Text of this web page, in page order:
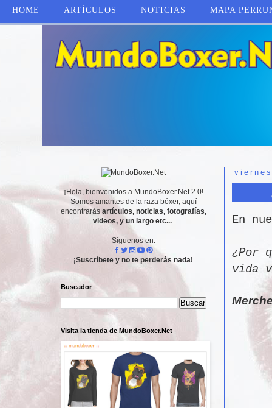
HOME ARTÍCULOS NOTICIAS MAPA
En
¿Por
vida
¡Hola, bienvenidos a MundoBoxer.Net 2.0!
Somos amantes de la raza bóxer, aquí
encontrarás artículos, noticias, fotografías,
videos, y un largo etc....
Síguenos en:
¡Suscríbete y no te perderás nada!
Buscador
Visita la tienda de MundoBoxer.Net